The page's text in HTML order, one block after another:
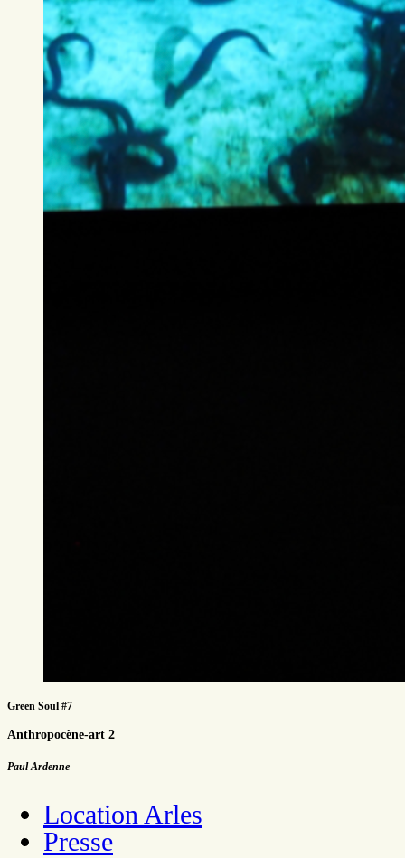
Green Soul #7
Anthropocène-art 2
Paul Ardenne
Location Arles
Presse